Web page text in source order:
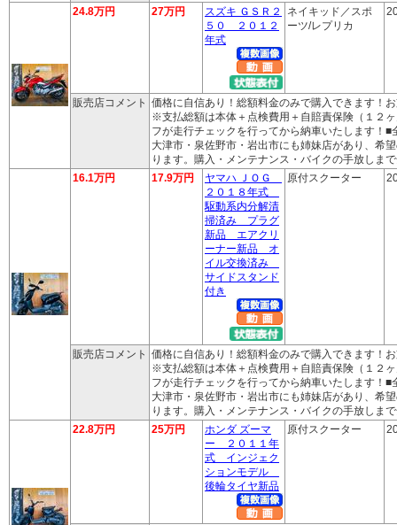
24.8万円
27万円
スズキ ＧＳＲ２
５０ ２０１２
年式
ネイキッド／スポ
ーツ/レプリカ
販売店コメント 価格に自信あり！総額料金のみで購入できます！
※支払総額は本体＋点検費用＋自賠責保険（１２
フが走行チェックを行ってから納車いたします！
大津市・泉佐野市・岩出市にも姉妹店があり、希
ります。購入・メンテナンス・バイクの手放しま
16.1万円
17.9万円
ヤマハ ＪＯＧ
２０１８年式
駆動系内分解清
掃済み プラグ
新品 エアクリ
ーナー新品 オ
イル交換済み
サイドスタンド
付き
原付スクーター
販売店コメント 価格に自信あり！総額料金のみで購入できます！
※支払総額は本体＋点検費用＋自賠責保険（１２
フが走行チェックを行ってから納車いたします！
大津市・泉佐野市・岩出市にも姉妹店があり、希
ります。購入・メンテナンス・バイクの手放しま
22.8万円
25万円
ホンダ ズーマ
ー ２０１１年
式 インジェク
ションモデル
後輪タイヤ新品
原付スクーター